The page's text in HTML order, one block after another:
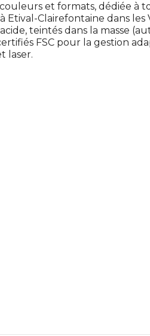
et formats, dédiée à
Etival-Clairefontaine dans les
teintés dans la masse
FSC pour la gestion
laser.